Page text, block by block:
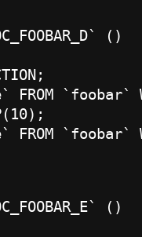
()
`foobar`
`foobar`
()